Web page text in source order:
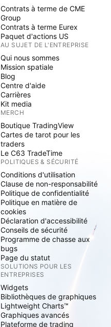
Contrats à terme de CME
Group
Contrats à terme Eurex
Paquet d'actions US
AU SUJET DE L'ENTREPRISE
Qui nous sommes
Mission spatiale
Blog
Centre d'aide
Carrières
Kit media
MERCH
Boutique TradingView
Cartes de tarot pour les
traders
Le C63 TradeTime
POLITIQUES & SÉCURITÉ
Conditions d'utilisation
Clause de non-responsabilité
Politique de confidentialité
Politique en matière de
cookies
Déclaration d'accessibilité
Conseils de sécurité
Programme de chasse aux
bugs
Page du statut
SOLUTIONS POUR LES
ENTREPRISES
Widgets
Bibliothèques de graphiques
Lightweight Charts™
Graphiques avancés
Plateforme de trading